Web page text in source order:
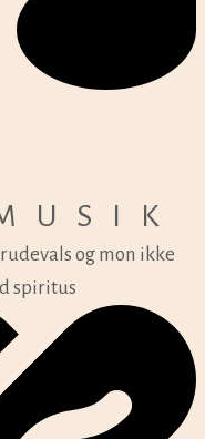
og mon ikke
spiritus